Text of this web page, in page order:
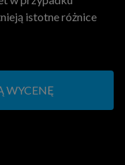
istotne różnice
WYCENĘ